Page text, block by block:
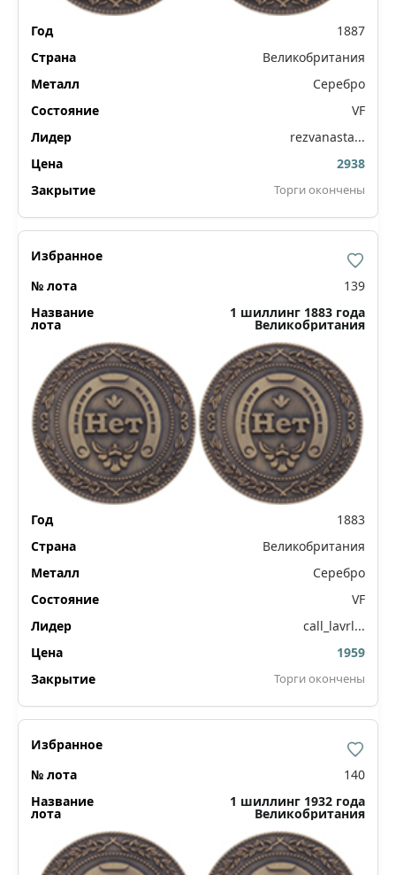
1887
Великобритания
Серебро
VF
rezvanasta...
2938
Торги окончены
139
1 шиллинг 1883 года
Великобритания
1883
Великобритания
Серебро
VF
call_lavrl...
1959
Торги окончены
140
1 шиллинг 1932 года
Великобритания